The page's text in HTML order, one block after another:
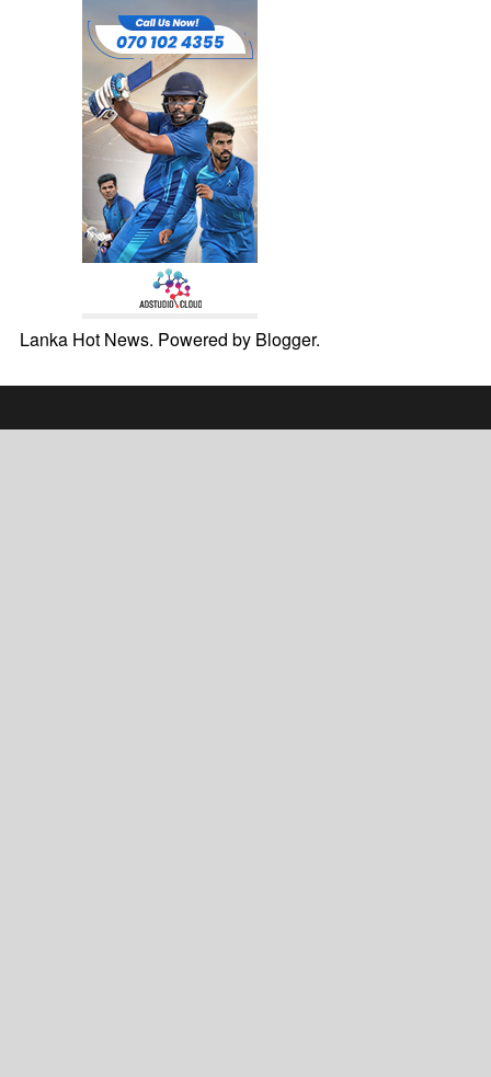
Lanka Hot News. Powered by Blogger.